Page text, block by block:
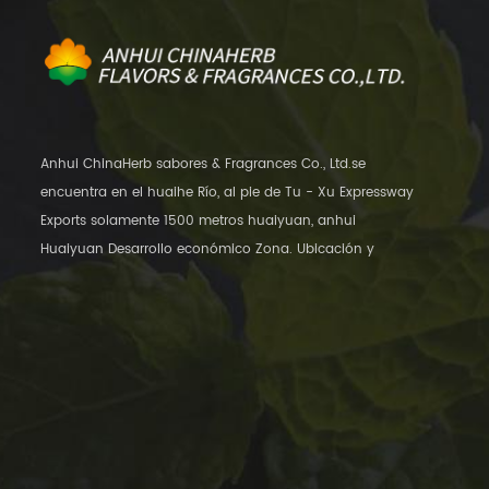
Anhui ChinaHerb sabores & Fragrances Co., Ltd.se
encuentra en el huaihe Río, al pie de Tu - Xu Expressway
Exports solamente 1500 metros huaiyuan, anhui
Huaiyuan Desarrollo económico Zona. Ubicación y
transporte conveniente, a solo 12 kilómetros de distancia